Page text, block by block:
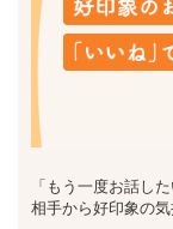
「もう一度お話し
相手から好印象の